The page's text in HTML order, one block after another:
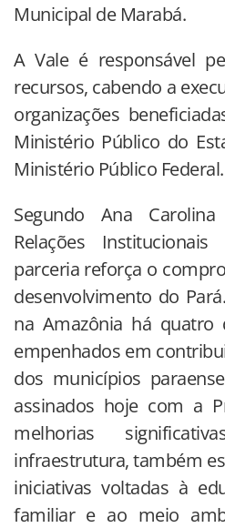
Municipal de Marabá.
A Vale é responsável
recursos, cabendo a
organizações
Ministério Público do
Ministério Público Federal.
Segundo Ana
Relações
parceria reforça o
desenvolvimento do
na Amazônia há quatro
empenhados em
dos municípios
assinados hoje com a
melhorias
infraestrutura, também
iniciativas voltadas à
familiar e ao meio